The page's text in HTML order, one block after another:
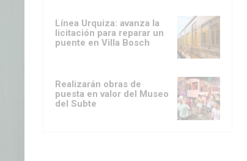
Línea Urquiza: avanza la
licitación para reparar un
puente en Villa Bosch
Realizarán obras de
puesta en valor del Museo
del Subte